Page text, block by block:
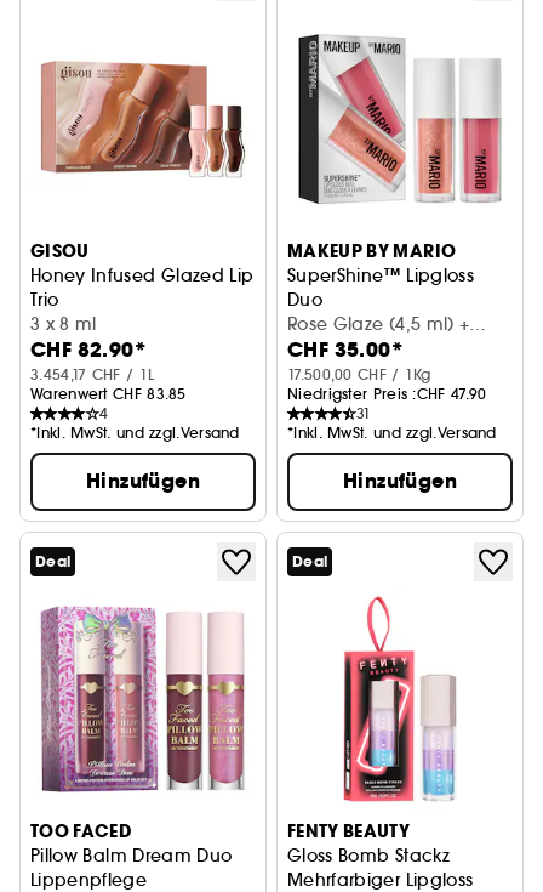
GISOU
Honey Infused Glazed Lip
Trio
Lippenöl-Set
3 x 8 ml
CHF 82.90*
3.454,17 CHF / 1L
Warenwert CHF 83.85
4
*Inkl. MwSt. und zzgl.Versand
Hinzufügen
MAKEUP BY MARIO
SuperShine™ Lipgloss
Duo
Lipgloss-Duo
Rose Glaze (4,5 ml) +
Rose Gold (4,5 ml)
CHF 35.00*
17.500,00 CHF / 1Kg
Niedrigster Preis :CHF 47.90
31
*Inkl. MwSt. und zzgl.Versand
Hinzufügen
Deal
TOO FACED
Pillow Balm Dream Duo
Lippenpflege
Deal
FENTY BEAUTY
Gloss Bomb Stackz
Mehrfarbiger Lipgloss